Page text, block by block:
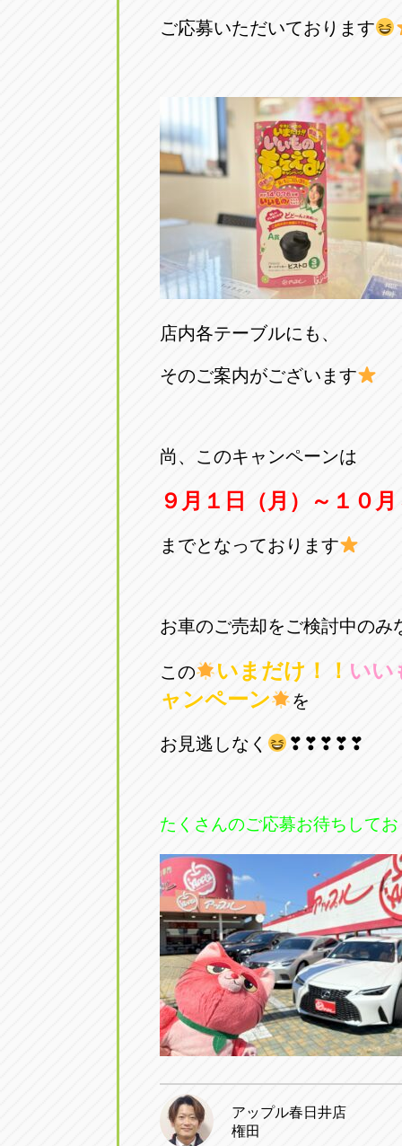
ご応募いただいております
店内各テーブルにも、
そのご案内がございます
尚、このキャンペーンは
９月１日（月）～１０
までとなっております
お車のご売却をご検討中のみ
この いまだけ！！ いい
ャンペーン
を
お見逃しなく ❣❣❣❣❣
たくさんのご応募お待ちして
アップル春日井店
権田